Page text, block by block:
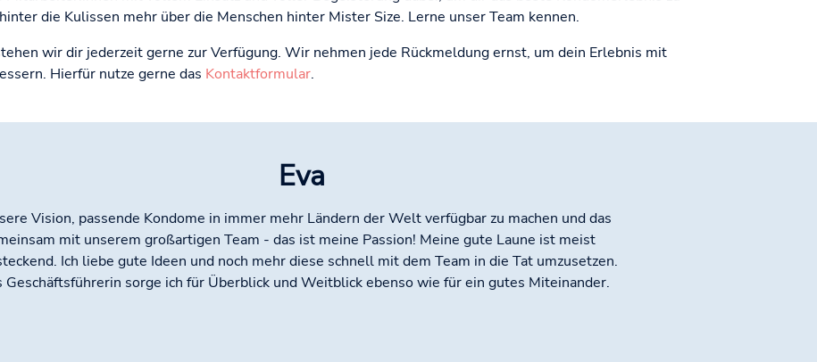
die Kulissen mehr über die Menschen hinter Mister Size. Lerne unser Team kennen.
wir dir jederzeit gerne zur Verfügung. Wir nehmen jede Rückmeldung ernst, um dein Erlebnis mit
Hierfür nutze gerne das Kontaktformular.
Eva
Vision, passende Kondome in immer mehr Ländern der Welt verfügbar zu machen und das
mit unserem großartigen Team - das ist meine Passion! Meine gute Laune ist meist
Ich liebe gute Ideen und noch mehr diese schnell mit dem Team in die Tat umzusetzen.
Geschäftsführerin sorge ich für Überblick und Weitblick ebenso wie für ein gutes Miteinander.